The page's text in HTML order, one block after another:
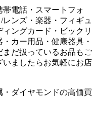
電話・スマートフォ
レンズ・楽器・フィギュ
ングカード・ビックリ
カー用品・健康器具・
だ扱っているお品もご
いましたらお気軽にお店
ダイヤモンドの高価買